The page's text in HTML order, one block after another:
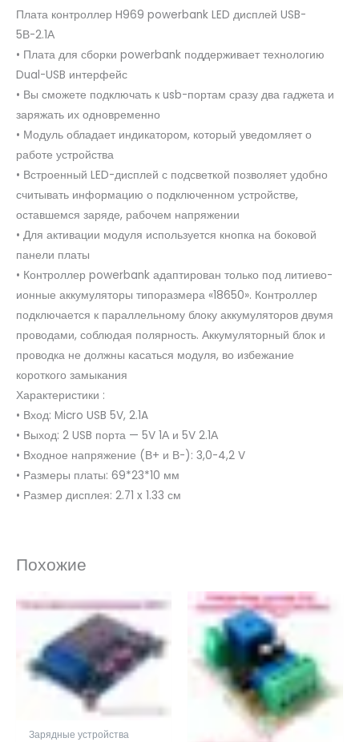
Плата контроллер H969 powerbank LED дисплей USB-
5В-2.1А
• Плата для сборки powerbank поддерживает технологию
Dual-USB интерфейс
• Вы сможете подключать к usb-портам сразу два гаджета и
заряжать их одновременно
• Модуль обладает индикатором, который уведомляет о
работе устройства
• Встроенный LED-дисплей с подсветкой позволяет удобно
считывать информацию о подключенном устройстве,
оставшемся заряде, рабочем напряжении
• Для активации модуля используется кнопка на боковой
панели платы
• Контроллер powerbank адаптирован только под литиево-
ионные аккумуляторы типоразмера «18650». Контроллер
подключается к параллельному блоку аккумуляторов двумя
проводами, соблюдая полярность. Аккумуляторный блок и
проводка не должны касаться модуля, во избежание
короткого замыкания
Характеристики :
• Вход: Micro USB 5V, 2.1A
• Выход: 2 USB порта — 5V 1А и 5V 2.1А
• Входное напряжение (В+ и В-): 3,0-4,2 V
• Размеры платы: 69*23*10 мм
• Размер дисплея: 2.71 x 1.33 см
Похожие
Зарядные устройства